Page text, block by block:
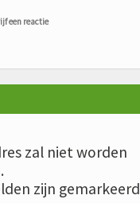
een reactie
zal niet worden
zijn gemarkeerd